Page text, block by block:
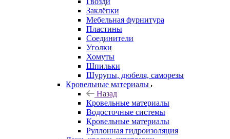
Заклёпки
Мебельная фурнитура
Пластины
Соединители
Уголки
Хомуты
Шпильки
Шурупы, дюбеля, саморезы
Кровельные материалы
Назад
Кровельные материалы
Водосточные системы
Кровельные материалы
Руллонная гидроизоляция